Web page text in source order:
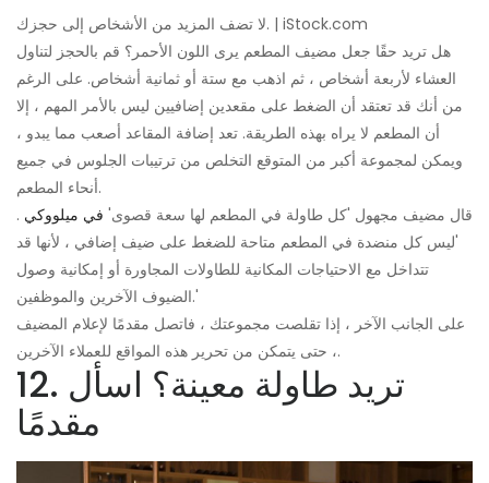
لا تضف المزيد من الأشخاص إلى حجزك. | iStock.com
هل تريد حقًا جعل مضيف المطعم يرى اللون الأحمر؟ قم بالحجز لتناول
العشاء لأربعة أشخاص ، ثم اذهب مع ستة أو ثمانية أشخاص. على الرغم
من أنك قد تعتقد أن الضغط على مقعدين إضافيين ليس بالأمر المهم ، إلا
أن المطعم لا يراه بهذه الطريقة. تعد إضافة المقاعد أصعب مما يبدو ،
ويمكن لمجموعة أكبر من المتوقع التخلص من ترتيبات الجلوس في جميع
أنحاء المطعم.
قال مضيف مجهول 'كل طاولة في المطعم لها سعة قصوى' في ميلووكي .
'ليس كل منضدة في المطعم متاحة للضغط على ضيف إضافي ، لأنها قد
تتداخل مع الاحتياجات المكانية للطاولات المجاورة أو إمكانية وصول
الضيوف الآخرين والموظفين.'
على الجانب الآخر ، إذا تقلصت مجموعتك ، فاتصل مقدمًا لإعلام المضيف
، حتى يتمكن من تحرير هذه المواقع للعملاء الآخرين.
12. تريد طاولة معينة؟ اسأل
مقدمًا